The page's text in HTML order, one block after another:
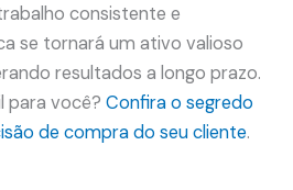
consistente e
se tornará um ativo valioso
resultados a longo prazo.
para você?Confira o segredo
de compra do seu cliente.